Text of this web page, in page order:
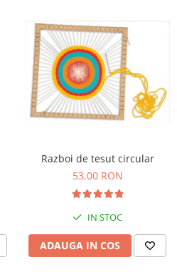
Razboi de tesut circular
53,00 RON
IN STOC
ADAUGA IN COS